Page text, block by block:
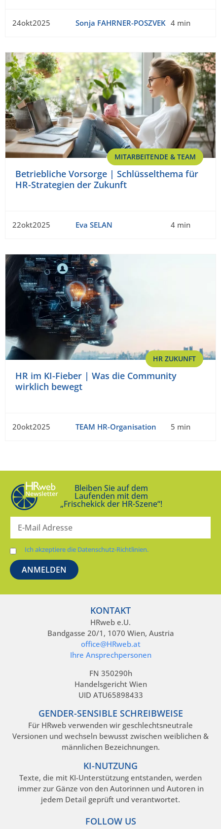
24okt2025 Sonja FAHRNER-POSZVEK 4 min
MITARBEITENDE & TEAM
Betriebliche Vorsorge | Schlüsselthema für
HR-Strategien der Zukunft
22okt2025 Eva SELAN 4 min
HR ZUKUNFT
HR im KI-Fieber | Was die Community
wirklich bewegt
20okt2025 TEAM HR-Organisation 5 min
Bleiben Sie auf dem
Laufenden mit dem
„Frischekick der HR-Szene“!
Ich akzeptiere die Datenschutz-Richtlinien.
KONTAKT
HRweb e.U.
Bandgasse 20/1, 1070 Wien, Austria
office@HRweb.at
Ihre Ansprechpersonen
FN 350290h
Handelsgericht Wien
UID ATU65898433
GENDER-SENSIBLE SCHREIBWEISE
Für HRweb verwenden wir geschlechtsneutrale
Versionen und wechseln bewusst zwischen weiblichen &
männlichen Bezeichnungen.
KI-NUTZUNG
Texte, die mit KI-Unterstützung entstanden, werden
immer zur Gänze von den Autorinnen und Autoren in
jedem Detail geprüft und verantwortet.
FOLLOW US